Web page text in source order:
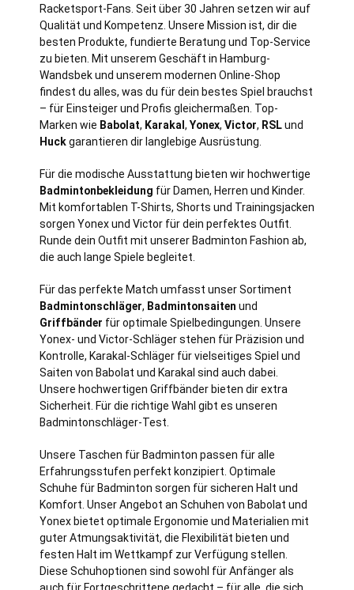
Racketsport-Fans. Seit über 30 Jahren setzen wir auf
Qualität und Kompetenz. Unsere Mission ist, dir die
besten Produkte, fundierte Beratung und Top-Service
zu bieten. Mit unserem Geschäft in Hamburg-
Wandsbek und unserem modernen Online-Shop
findest du alles, was du für dein bestes Spiel brauchst
– für Einsteiger und Profis gleichermaßen. Top-
Marken wie Babolat, Karakal , Yonex, Victor, RSLund
Huckgarantieren dir langlebige Ausrüstung.
Für die modische Ausstattung bieten wir hochwertige
Badmintonbekleidung für Damen, Herren und Kinder.
Mit komfortablen T-Shirts, Shorts und Trainingsjacken
sorgen Yonex und Victor für dein perfektes Outfit.
Runde dein Outfit mit unserer Badminton Fashion ab,
die auch lange Spiele begleitet.
Für das perfekte Match umfasst unser Sortiment
Badmintonschläger, Badmintonsaiten und
Griffbänder für optimale Spielbedingungen. Unsere
Yonex- und Victor-Schläger stehen für Präzision und
Kontrolle, Karakal-Schläger für vielseitiges Spiel und
Saiten von Babolat und Karakal sind auch dabei.
Unsere hochwertigen Griffbänder bieten dir extra
Sicherheit. Für die richtige Wahl gibt es unseren
Badmintonschläger-Test.
Unsere Taschen für Badminton passen für alle
Erfahrungsstufen perfekt konzipiert. Optimale
Schuhe für Badminton sorgen für sicheren Halt und
Komfort. Unser Angebot an Schuhen von Babolat und
Yonex bietet optimale Ergonomie und Materialien mit
guter Atmungsaktivität, die Flexibilität bieten und
festen Halt im Wettkampf zur Verfügung stellen.
Diese Schuhoptionen sind sowohl für Anfänger als